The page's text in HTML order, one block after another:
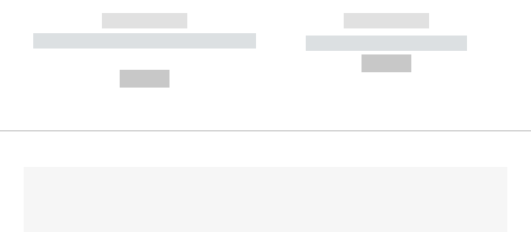
------------
----------- ----------- --------
------------
----------- -----------